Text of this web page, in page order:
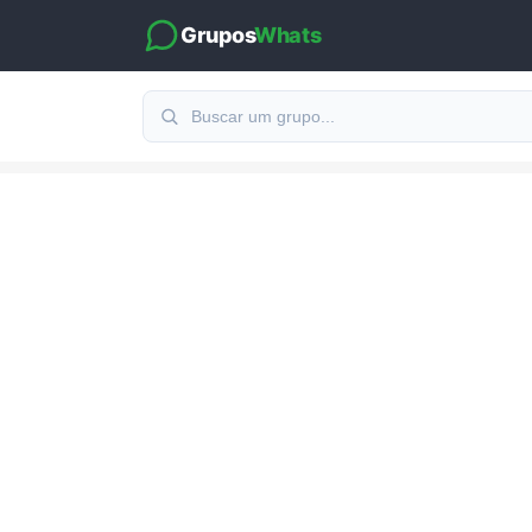
GruposWhats